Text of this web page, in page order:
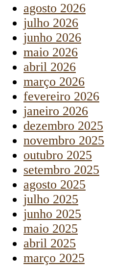
agosto 2026
julho 2026
junho 2026
maio 2026
abril 2026
março 2026
fevereiro 2026
janeiro 2026
dezembro 2025
novembro 2025
outubro 2025
setembro 2025
agosto 2025
julho 2025
junho 2025
maio 2025
abril 2025
março 2025